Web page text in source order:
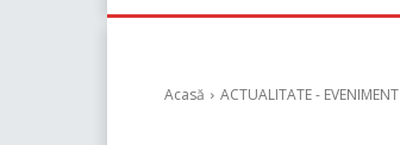
Acasă ACTUALITATE - EVENIMENT